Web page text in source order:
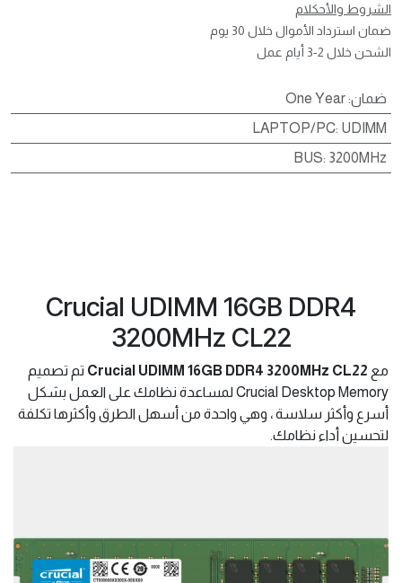
الشروط والأحكلام
ضمان استرداد الأموال خلال 30 يوم
الشحن خلال 2-3 أيام عمل
ضمان:
One Year
LAPTOP/PC: UDIMM
BUS: 3200MHz
Crucial UDIMM 16GB DDR4
3200MHz CL22
مع Crucial UDIMM 16GB DDR4 3200MHz CL22 تم تصميم
Crucial Desktop Memory لمساعدة نظامك على العمل بشكل
أسرع وأكثر سلاسة ، وهي واحدة من أسهل الطرق وأكثرها تكلفة
لتحسين أداء نظامك.